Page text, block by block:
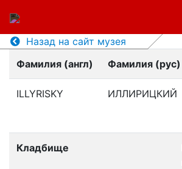
Назад на сайт музея
Фамилия (англ)
Фамилия (рус)
ILLYRISKY ИЛЛИРИЦКИЙ
Кладбище